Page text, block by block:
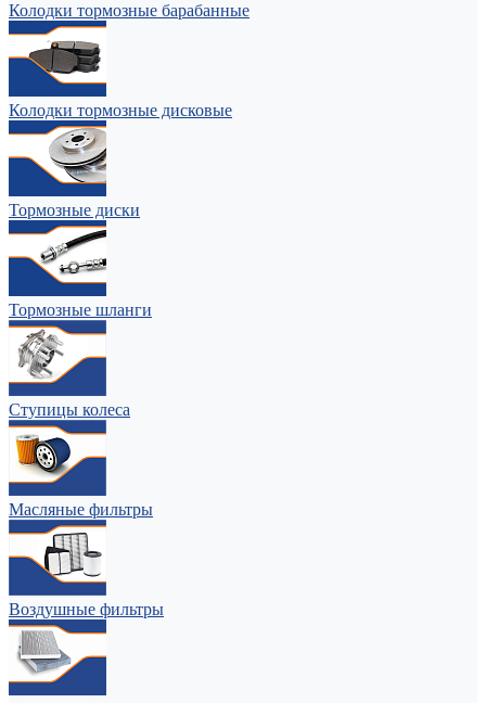
Колодки тормозные барабанные
Колодки тормозные дисковые
Тормозные диски
Тормозные шланги
Ступицы колеса
Масляные фильтры
Воздушные фильтры